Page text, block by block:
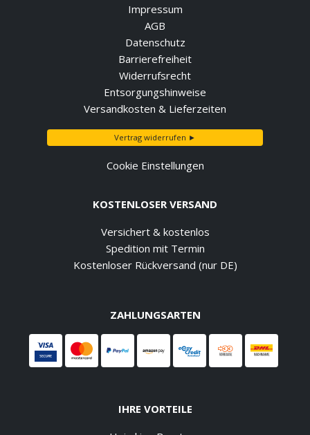
Impressum
AGB
Datenschutz
Barrierefreiheit
Widerrufsrecht
Entsorgungshinweise
Versandkosten & Lieferzeiten
Vertrag widerrufen ►
Cookie Einstellungen
KOSTENLOSER VERSAND
Versichert & kostenlos
Spedition mit Termin
Kostenloser Rückversand (nur DE)
ZAHLUNGSARTEN
IHRE VORTEILE